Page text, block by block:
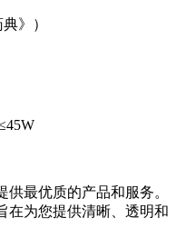
》）
最优质的产品和服务。
在为您提供清晰、透明和